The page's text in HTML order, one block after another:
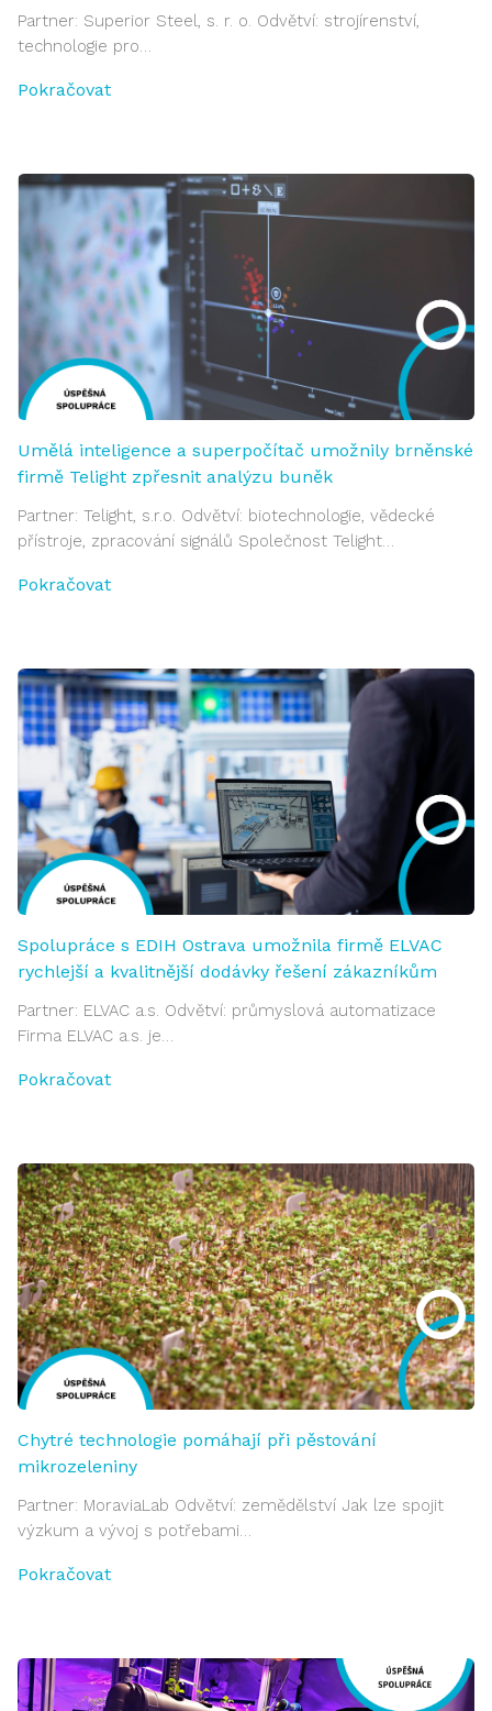
Partner: Superior Steel, s. r. o. Odvětví: strojírenství,
technologie pro…
Pokračovat
Umělá inteligence a superpočítač umožnily brněnské
firmě Telight zpřesnit analýzu buněk
Partner: Telight, s.r.o. Odvětví: biotechnologie, vědecké
přístroje, zpracování signálů Společnost Telight…
Pokračovat
Spolupráce s EDIH Ostrava umožnila firmě ELVAC
rychlejší a kvalitnější dodávky řešení zákazníkům
Partner: ELVAC a.s. Odvětví: průmyslová automatizace
Firma ELVAC a.s. je…
Pokračovat
Chytré technologie pomáhají při pěstování
mikrozeleniny
Partner: MoraviaLab Odvětví: zemědělství Jak lze spojit
výzkum a vývoj s potřebami…
Pokračovat